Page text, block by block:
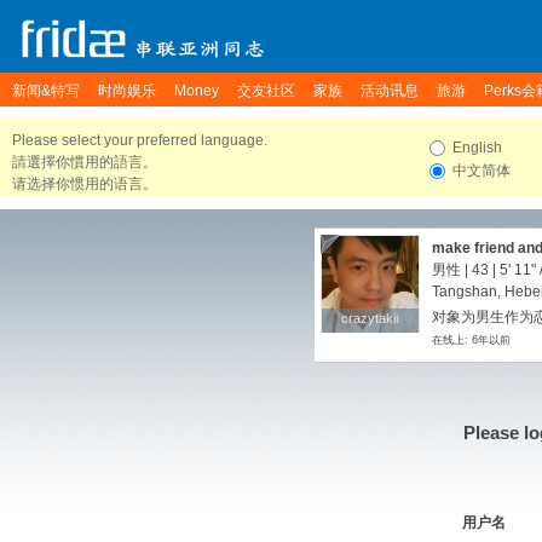
新闻&特写 时尚娱乐 Money 交友社区 家族 活动讯息 旅游 Perks会
Please select your preferred language.
請選擇你慣用的語言。
请选择你惯用的语言。
English
中文简体
crazytakii
crazytakii
make friend
男性 | 43 | 5' 11"
Tangshan,
对象为男生作为
在线上: 6年以前
Please
用户名